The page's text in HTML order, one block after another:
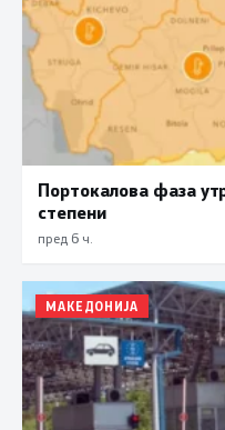
Портокалова фаза
степени
пред 6 ч.
МАКЕДОНИЈА